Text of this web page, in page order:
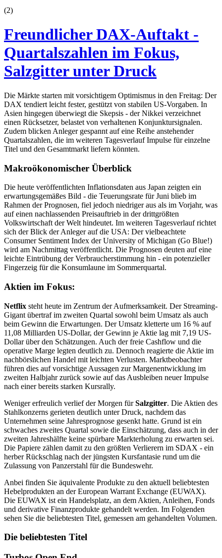
(2)
Freundlicher DAX-Auftakt -
Quartalszahlen im Fokus,
Salzgitter unter Druck
Die Märkte starten mit vorsichtigem Optimismus in den Freitag: Der
DAX tendiert leicht fester, gestützt von stabilen US-Vorgaben. In
Asien hingegen überwiegt die Skepsis - der Nikkei verzeichnet
einen Rücksetzer, belastet von verhaltenen Konjunktursignalen.
Zudem blicken Anleger gespannt auf eine Reihe anstehender
Quartalszahlen, die im weiteren Tagesverlauf Impulse für einzelne
Titel und den Gesamtmarkt liefern könnten.
Makroökonomischer Überblick
Die heute veröffentlichten Inflationsdaten aus Japan zeigten ein
erwartungsgemäßes Bild - die Teuerungsrate für Juni blieb im
Rahmen der Prognosen, fiel jedoch niedriger aus als im Vorjahr, was
auf einen nachlassenden Preisauftrieb in der drittgrößten
Volkswirtschaft der Welt hindeutet. Im weiteren Tagesverlauf richtet
sich der Blick der Anleger auf die USA: Der vielbeachtete
Consumer Sentiment Index der University of Michigan (Go Blue!)
wird am Nachmittag veröffentlicht. Die Prognosen deuten auf eine
leichte Eintrübung der Verbraucherstimmung hin - ein potenzieller
Fingerzeig für die Konsumlaune im Sommerquartal.
Aktien im Fokus:
Netflix steht heute im Zentrum der Aufmerksamkeit. Der Streaming-
Gigant übertraf im zweiten Quartal sowohl beim Umsatz als auch
beim Gewinn die Erwartungen. Der Umsatz kletterte um 16 % auf
11,08 Milliarden US-Dollar, der Gewinn je Aktie lag mit 7,19 US-
Dollar über den Schätzungen. Auch der freie Cashflow und die
operative Marge legten deutlich zu. Dennoch reagierte die Aktie im
nachbörslichen Handel mit leichten Verlusten. Marktbeobachter
führen dies auf vorsichtige Aussagen zur Margenentwicklung im
zweiten Halbjahr zurück sowie auf das Ausbleiben neuer Impulse
nach einer bereits starken Kursrally.
Weniger erfreulich verlief der Morgen für Salzgitter. Die Aktien des
Stahlkonzerns gerieten deutlich unter Druck, nachdem das
Unternehmen seine Jahresprognose gesenkt hatte. Grund ist ein
schwaches zweites Quartal sowie die Einschätzung, dass auch in der
zweiten Jahreshälfte keine spürbare Markterholung zu erwarten sei.
Die Papiere zählen damit zu den größten Verlierern im SDAX - ein
herber Rückschlag nach der jüngsten Kursfantasie rund um die
Zulassung von Panzerstahl für die Bundeswehr.
Anbei finden Sie äquivalente Produkte zu den aktuell beliebtesten
Hebelprodukten an der European Warrant Exchange (EUWAX).
Die EUWAX ist ein Handelsplatz, an dem Aktien, Anleihen, Fonds
und derivative Finanzprodukte gehandelt werden. Im Folgenden
sehen Sie die beliebtesten Titel, gemessen am gehandelten Volumen.
Die beliebtesten Titel